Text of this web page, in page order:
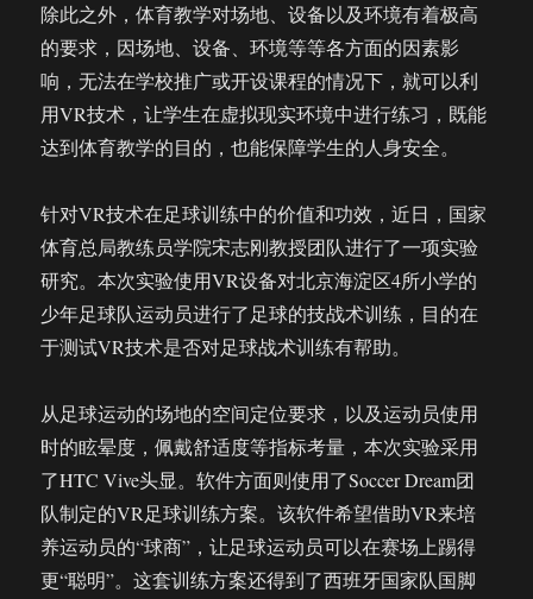
除此之外，体育教学对场地、设备以及环境有着极高
的要求，因场地、设备、环境等等各方面的因素影
响，无法在学校推广或开设课程的情况下，就可以利
用VR技术，让学生在虚拟现实环境中进行练习，既能
达到体育教学的目的，也能保障学生的人身安全。
针对VR技术在足球训练中的价值和功效，近日，国家
体育总局教练员学院宋志刚教授团队进行了一项实验
研究。本次实验使用VR设备对北京海淀区4所小学的
少年足球队运动员进行了足球的技战术训练，目的在
于测试VR技术是否对足球战术训练有帮助。
从足球运动的场地的空间定位要求，以及运动员使用
时的眩晕度，佩戴舒适度等指标考量，本次实验采用
了HTC Vive头显。软件方面则使用了Soccer Dream团
队制定的VR足球训练方案。该软件希望借助VR来培
养运动员的“球商”，让足球运动员可以在赛场上踢得
更“聪明”。这套训练方案还得到了西班牙国家队国脚